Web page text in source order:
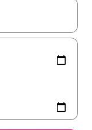
flèches vers le